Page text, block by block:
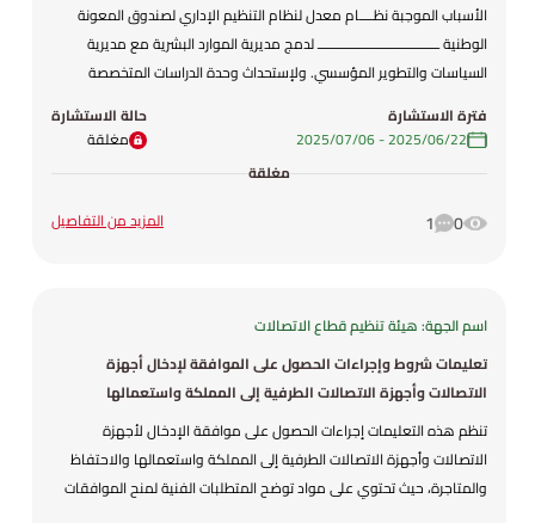
الأسباب الموجبة نظــــام معدل لنظام التنظيم الإداري لصندوق المعونة
الوطنية ــــــــــــــــــــــــــــــــــ لدمج مديرية الموارد البشرية مع مديرية
السياسات والتطوير المؤسسي. ولإستحداث وحدة الدراسات المتخصصة
ولإلغاء وحدة الامن السيبراني وإنشاء قسم أمن وحماية البيانات في مديرية
تكنولوجيا المعلومات. ولتصميم الهياكل التنظيمية على أسس مهنية تلتزم
النظام المعدل .
فترة الاستشارة
22‏/06‏/2025
-
06‏/07‏/2025
حالة الاستشارة
مغلقة
مغلقة
0
1 المزيد من التفاصيل
اسم الجهة: هيئة تنظيم قطاع الاتصالات
تعليمات شروط وإجراءات الحصول على الموافقة لإدخال أجهزة
الاتصالات وأجهزة الاتصالات الطرفية إلى المملكة واستعمالها
والاحتفاظ والمتاجرة بها لسنة 2025
تنظم هذه التعليمات إجراءات الحصول على موافقة الإدخال لأجهزة
الاتصالات وأجهزة الاتصالات الطرفية إلى المملكة واستعمالها والاحتفاظ
والمتاجرة، حيث تحتوي على مواد توضح المتطلبات الفنية لمنح الموافقات